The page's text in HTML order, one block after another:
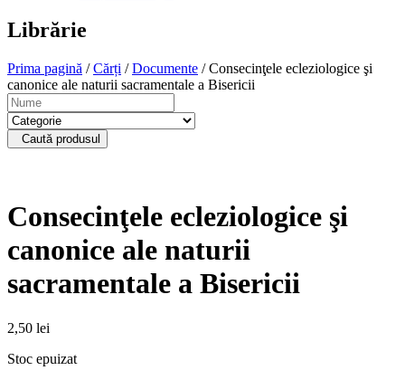
Librărie
Prima pagină /Cărți /Documente / Consecinţele ecleziologice şi
canonice ale naturii sacramentale a Bisericii
Caută produsul
Consecinţele ecleziologice şi
canonice ale naturii
sacramentale a Bisericii
2,50 lei
Stoc epuizat